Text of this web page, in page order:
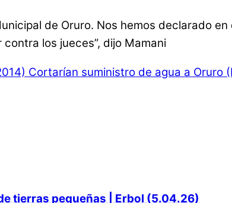
de Oruro. Nos hemos declarado
los jueces”, dijo Mamani
Cortarían suministro de agua a Oruro
tierras pequeñas | Erbol (5.04.26)